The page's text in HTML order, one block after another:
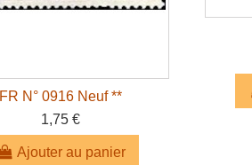
FR N° 0916 Neuf **
1,75 €
Ajouter au panier